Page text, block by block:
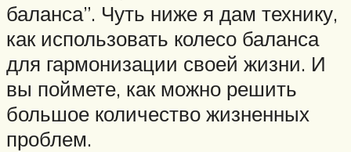
баланса”. Чуть ниже я дам технику,
как использовать колесо баланса
для гармонизации своей жизни. И
вы поймете, как можно решить
большое количество жизненных
проблем.